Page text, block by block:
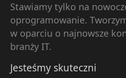
Stawiamy tylko na
oprogramowanie.
w oparciu o najnowsze
branży IT.
Jesteśmy skuteczni